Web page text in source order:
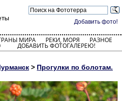
Добавить фото!
МИРА РЕКИ, МОРЯ РАЗНОЕ
ДОБАВИТЬ ФОТОГАЛЕРЕЮ!
> Прогулки по болотам.